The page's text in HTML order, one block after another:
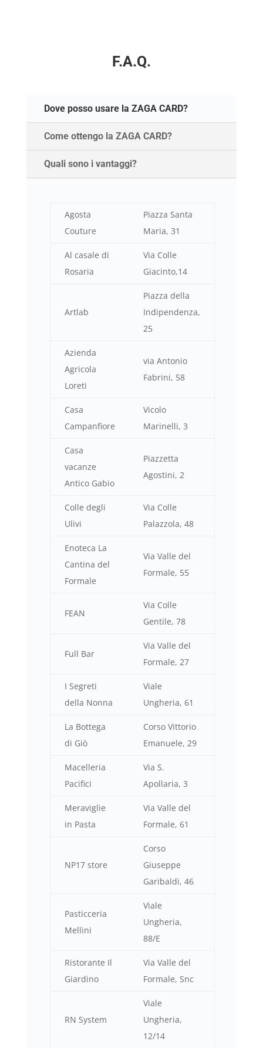
F.A.Q.
Dove posso usare la ZAGA CARD?
Come ottengo la ZAGA CARD?
Quali sono i vantaggi?
Agosta
Couture
Piazza Santa
Maria, 31
Al casale di
Rosaria
Via Colle
Giacinto,14
Artlab
Piazza della
Indipendenza,
25
Azienda
Agricola
Loreti
via Antonio
Fabrini, 58
Casa
Campanfiore
Vicolo
Marinelli, 3
Casa
vacanze
Antico Gabio
Piazzetta
Agostini, 2
Colle degli
Ulivi
Via Colle
Palazzola, 48
Enoteca La
Cantina del
Formale
Via Valle del
Formale, 55
FEAN
Via Colle
Gentile, 78
Full Bar
Via Valle del
Formale, 27
I Segreti
della Nonna
Viale
Ungheria, 61
La Bottega
di Giò
Corso Vittorio
Emanuele, 29
Macelleria
Pacifici
Via S.
Apollaria, 3
Meraviglie
in Pasta
Via Valle del
Formale, 61
NP17 store
Corso
Giuseppe
Garibaldi, 46
Pasticceria
Mellini
Viale
Ungheria,
88/E
Ristorante Il
Giardino
Via Valle del
Formale, Snc
RN System
Viale
Ungheria,
12/14